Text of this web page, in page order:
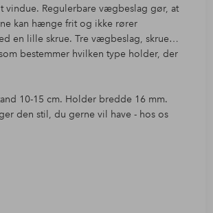
vindue. Regulerbare vægbeslag gør, at
kan hænge frit og ikke rører
en lille skrue. Tre vægbeslag, skruer
bestemmer hvilken type holder, der
10-15 cm. Holder bredde 16 mm.
den stil, du gerne vil have - hos os